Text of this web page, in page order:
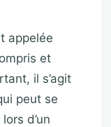
appelée
et
il s’agit
peut se
d’un